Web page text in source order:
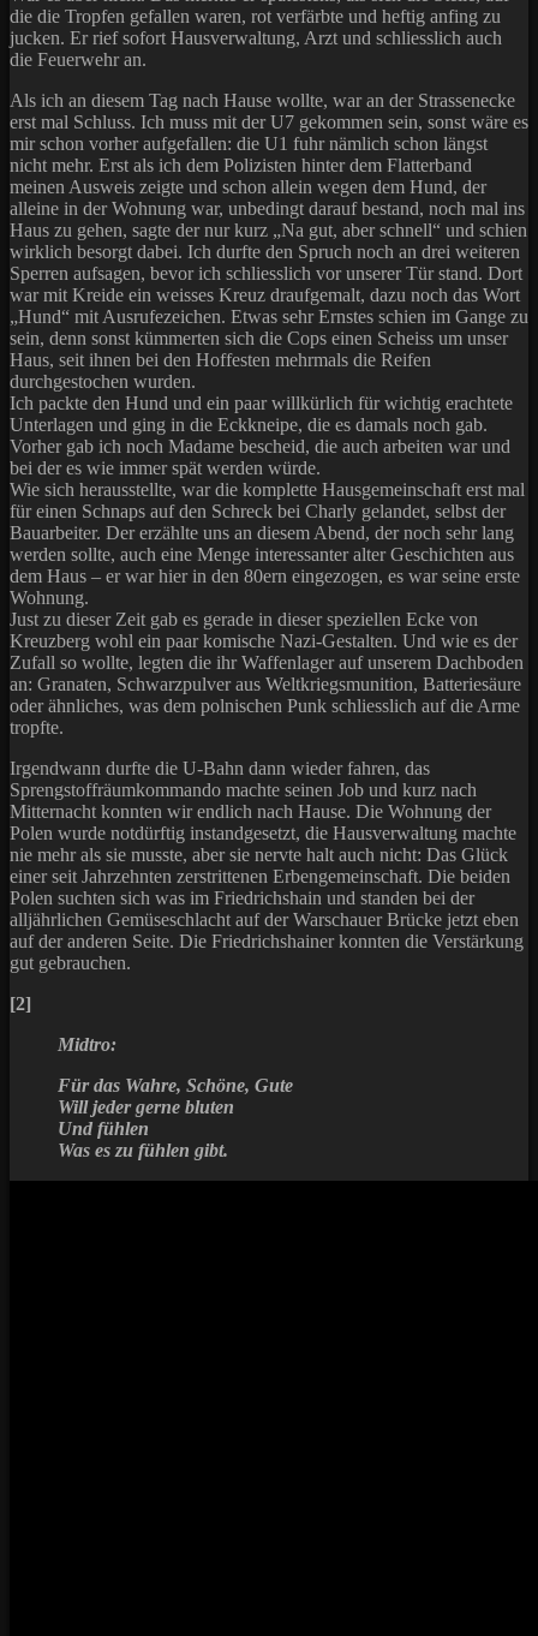
die die Tropfen gefallen waren, rot verfärbte und heftig anfing zu
jucken. Er rief sofort Hausverwaltung, Arzt und schliesslich auch
die Feuerwehr an.
Als ich an diesem Tag nach Hause wollte, war an der Strassenecke
erst mal Schluss. Ich muss mit der U7 gekommen sein, sonst wäre es
mir schon vorher aufgefallen: die U1 fuhr nämlich schon längst
nicht mehr. Erst als ich dem Polizisten hinter dem Flatterband
meinen Ausweis zeigte und schon allein wegen dem Hund, der
alleine in der Wohnung war, unbedingt darauf bestand, noch mal ins
Haus zu gehen, sagte der nur kurz „Na gut, aber schnell“ und schien
wirklich besorgt dabei. Ich durfte den Spruch noch an drei weiteren
Sperren aufsagen, bevor ich schliesslich vor unserer Tür stand. Dort
war mit Kreide ein weisses Kreuz draufgemalt, dazu noch das Wort
„Hund“ mit Ausrufezeichen. Etwas sehr Ernstes schien im Gange zu
sein, denn sonst kümmerten sich die Cops einen Scheiss um unser
Haus, seit ihnen bei den Hoffesten mehrmals die Reifen
durchgestochen wurden.
Ich packte den Hund und ein paar willkürlich für wichtig erachtete
Unterlagen und ging in die Eckkneipe, die es damals noch gab.
Vorher gab ich noch Madame bescheid, die auch arbeiten war und
bei der es wie immer spät werden würde.
Wie sich herausstellte, war die komplette Hausgemeinschaft erst mal
für einen Schnaps auf den Schreck bei Charly gelandet, selbst der
Bauarbeiter. Der erzählte uns an diesem Abend, der noch sehr lang
werden sollte, auch eine Menge interessanter alter Geschichten aus
dem Haus – er war hier in den 80ern eingezogen, es war seine erste
Wohnung.
Just zu dieser Zeit gab es gerade in dieser speziellen Ecke von
Kreuzberg wohl ein paar komische Nazi-Gestalten. Und wie es der
Zufall so wollte, legten die ihr Waffenlager auf unserem Dachboden
an: Granaten, Schwarzpulver aus Weltkriegsmunition, Batteriesäure
oder ähnliches, was dem polnischen Punk schliesslich auf die Arme
tropfte.
Irgendwann durfte die U-Bahn dann wieder fahren, das
Sprengstoffräumkommando machte seinen Job und kurz nach
Mitternacht konnten wir endlich nach Hause. Die Wohnung der
Polen wurde notdürftig instandgesetzt, die Hausverwaltung machte
nie mehr als sie musste, aber sie nervte halt auch nicht: Das Glück
einer seit Jahrzehnten zerstrittenen Erbengemeinschaft. Die beiden
Polen suchten sich was im Friedrichshain und standen bei der
alljährlichen Gemüseschlacht auf der Warschauer Brücke jetzt eben
auf der anderen Seite. Die Friedrichshainer konnten die Verstärkung
gut gebrauchen.
[2]
Midtro:
Für das Wahre, Schöne, Gute
Will jeder gerne bluten
Und fühlen
Was es zu fühlen gibt.